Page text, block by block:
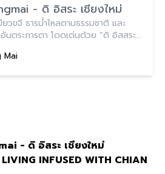
- ดิ อิสระ เชียงใหม่
วขจี ธารน้ำไหลตามธรรมชาติ และ
นตระการตา โดดเด่นด้วย “ดิ อิสสระ
Mai
- ดิ อิสระ เชียงใหม่
INFUSED WITH CHIAN